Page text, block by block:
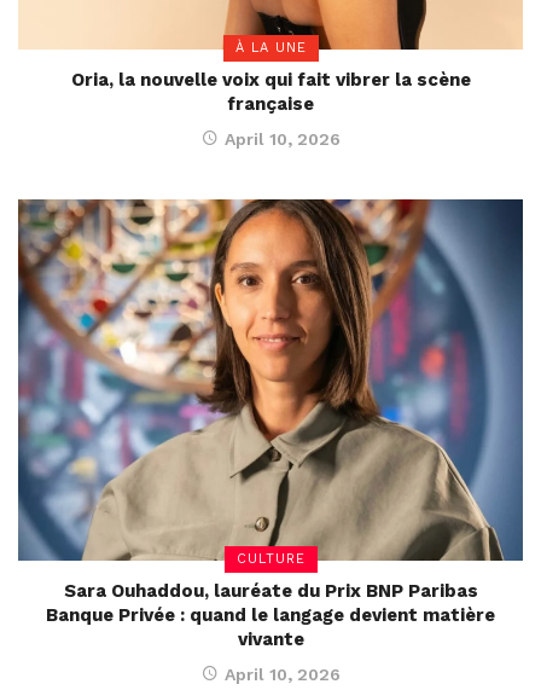
À LA UNE
Oria, la nouvelle voix qui fait vibrer la scène
française
April 10, 2026
CULTURE
Sara Ouhaddou, lauréate du Prix BNP Paribas
Banque Privée : quand le langage devient matière
vivante
April 10, 2026